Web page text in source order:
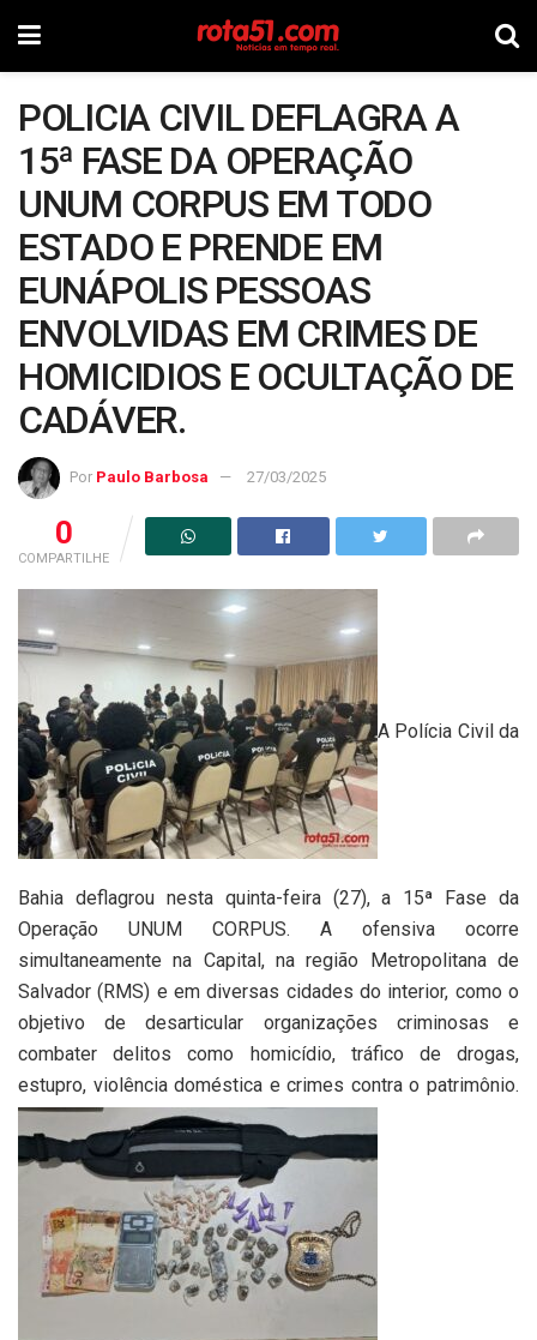
POLICIA CIVIL DEFLAGRA A
15ª FASE DA OPERAÇÃO
UNUM CORPUS EM TODO
ESTADO E PRENDE EM
EUNÁPOLIS PESSOAS
ENVOLVIDAS EM CRIMES DE
HOMICIDIOS E OCULTAÇÃO DE
CADÁVER.
Por Paulo Barbosa 27/03/2025
0
COMPARTILHE
A Polícia Civil da
Bahia deflagrou nesta quinta-feira (27), a 15ª Fase da
Operação UNUM CORPUS. A ofensiva ocorre
simultaneamente na Capital, na região Metropolitana de
Salvador (RMS) e em diversas cidades do interior, como o
objetivo de desarticular organizações criminosas e
combater delitos como homicídio, tráfico de drogas,
estupro, violência doméstica e crimes contra o patrimônio.